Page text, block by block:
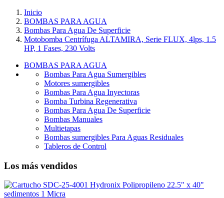
Inicio
BOMBAS PARA AGUA
Bombas Para Agua De Superficie
Motobomba Centrífuga ALTAMIRA, Serie FLUX, 4lps, 1.5
HP, 1 Fases, 230 Volts
BOMBAS PARA AGUA
Bombas Para Agua Sumergibles
Motores sumergibles
Bombas Para Agua Inyectoras
Bomba Turbina Regenerativa
Bombas Para Agua De Superficie
Bombas Manuales
Multietapas
Bombas sumergibles Para Aguas Residuales
Tableros de Control
Los más vendidos